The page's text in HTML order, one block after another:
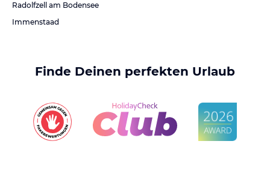
Radolfzell am Bodensee
Immenstaad
Finde Deinen perfekten Urlaub